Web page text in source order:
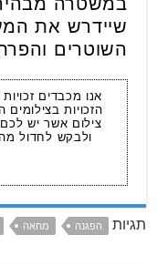
שיידרש את
השוטרים
אנו מכבדים
הזכויות בצילומים
צילום אשר יש לכם
ולבקש לחדול
תגיות הפגנה מחאה